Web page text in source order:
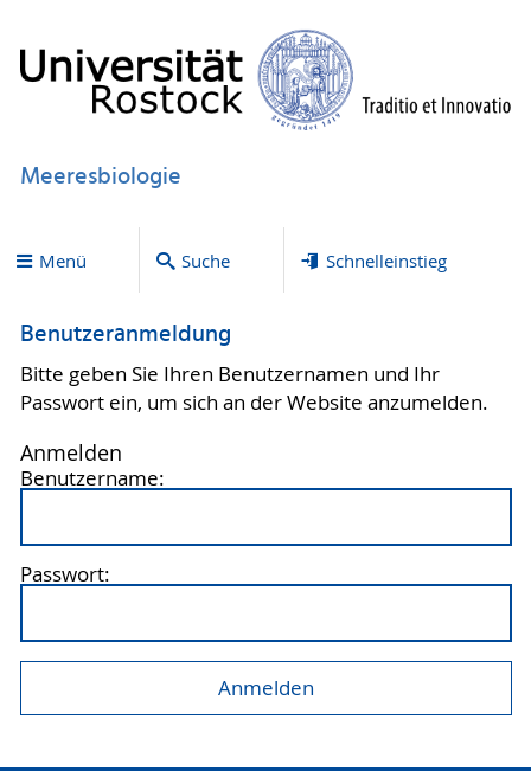
Meeresbiologie
Menü Suche Schnelleinstieg
Benutzeranmeldung
Bitte geben Sie Ihren Benutzernamen und Ihr
Passwort ein, um sich an der Website anzumelden.
Anmelden
Benutzername:
Passwort: